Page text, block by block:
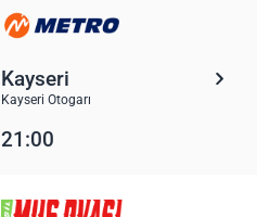
Kayseri
Kayseri Otogarı
21:00